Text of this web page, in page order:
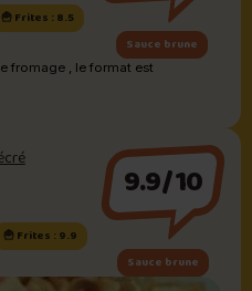
🍟 Frites : 8.5
Sauce brune
fromage , le format est
🍟 Frites : 9.9
9.9/10
Sauce brune